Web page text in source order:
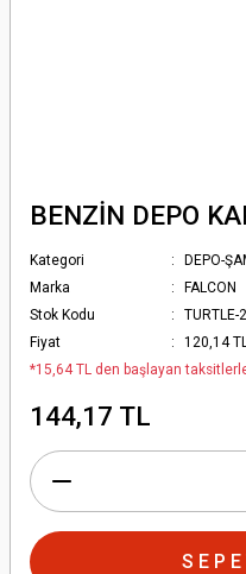
BENZİN DEPO
Kategori
DEPO-
Marka
FALCON
Stok Kodu
TURTLE-
Fiyat
120,14
*15,64 TL den başlayan
144,17 TL